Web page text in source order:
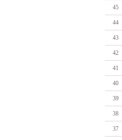
45
44
43
42
41
40
39
38
37